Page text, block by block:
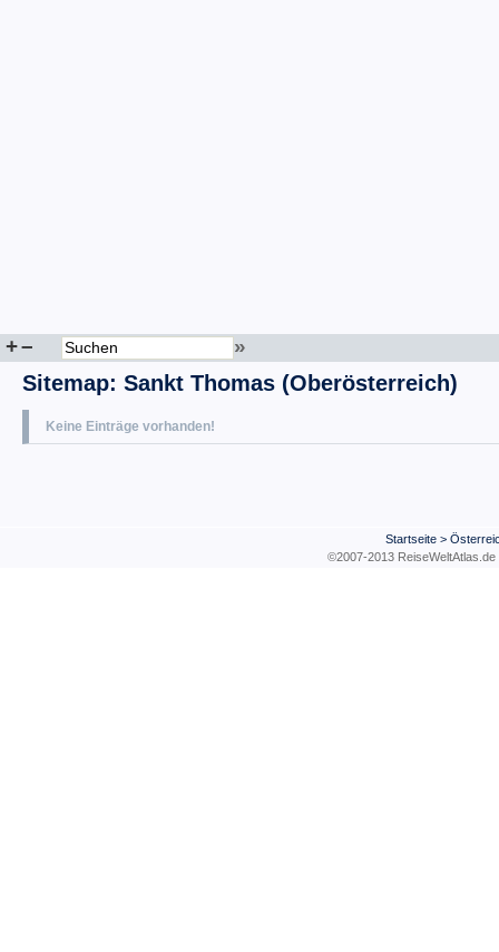
+– »
Sitemap: Sankt Thomas (Oberösterreich)
Keine Einträge vorhanden!
Startseite >
©2007-2013